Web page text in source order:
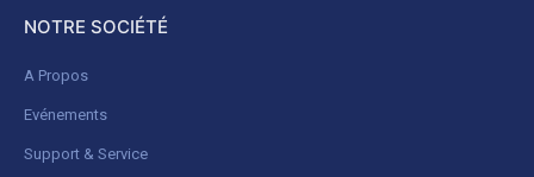
NOTRE SOCIÉTÉ
A Propos
Evénements
Support & Service